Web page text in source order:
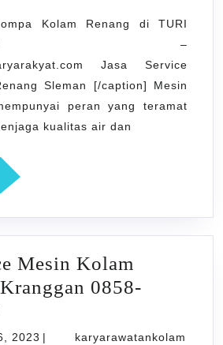
Kolam Renang di TURI
7407 –
Jasa Service
Sleman [/caption] Mesin
peran yang teramat
kualitas air dan
Mesin Kolam
0858-
Service
2023 November
|
karyarawatankolam